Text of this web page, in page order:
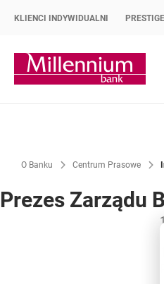
KLIENCI INDYWIDUALNI PRESTIGE
Strona główna Bank
O Banku Centrum Prasowe
Prezes Zarządu